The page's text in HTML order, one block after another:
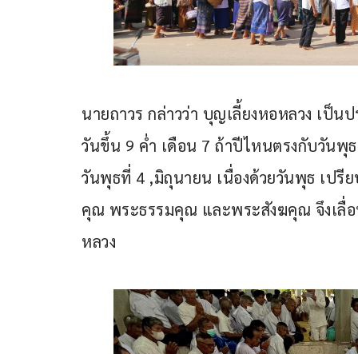
นายถาวร กล่าวว่า บุญเลี้ยงหอหลวง เป็
วันขึ้น 9 ค่ำ เดือน 7 ถ้าปีไหนตรงกับวันพุ
วันพุธที่ 4 ,มิถุนายน เนื่องด้วยวันพุธ เป
คุณ พระธรรมคุณ และพระสังฆคุณ จึงเลื่
หลวง